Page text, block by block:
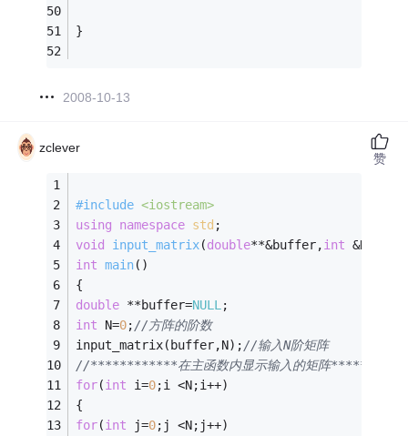
}
2008-10-13
zclever
#include <iostream>
using
namespace std ;
void
input_matrix(double**&buffer,int &N)
int main()
{
double **buffer=NULL ;
int N=0;//方阵的阶数
input_matrix(buffer,N);//输入N阶矩阵
//************在主函数内显示输入的矩阵
for(int i=0;i <N;i++)
{
for(int j=0;j <N;j++)
赞